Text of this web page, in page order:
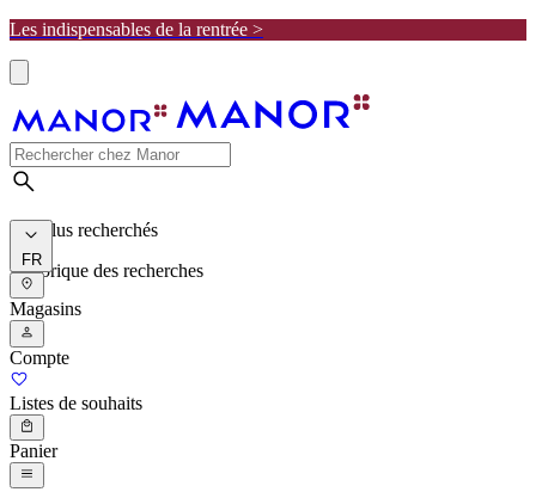
Les indispensables de la rentrée >
Les plus recherchés
Historique des recherches
FR
Magasins
Compte
Listes de souhaits
Panier